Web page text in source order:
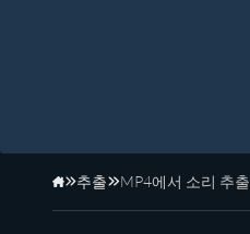
홈페이지
추출 MP4에서 소리 추출